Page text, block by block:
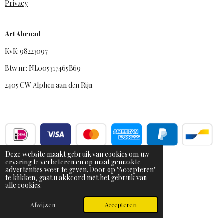
Deze website maakt gebruik van cookies om uw
ervaring te verbeteren en op maat gemaakte
advertenties weer te geven. Door op ‘Accepteren’
te klikken, gaat u akkoord met het gebruik van
alle cookies.
Afwijzen Accepteren
Privacy
Art Abroad
KvK: 98223097
Btw nr: NL005317465B69
2405 CW Alphen aan den Rijn
Powered byJouwWeb